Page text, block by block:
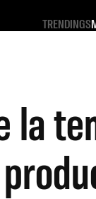
TRENDINGS